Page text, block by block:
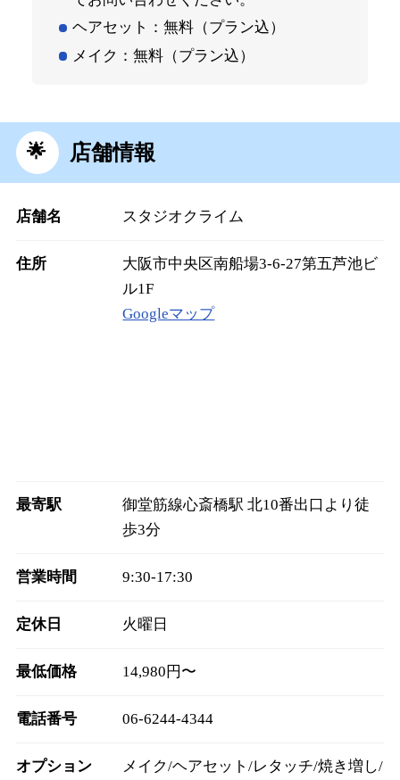
ヘアセット：無料（プラン込）
メイク：無料（プラン込）
店舗情報
店舗名 スタジオクライム
住所
大阪市中央区南船場3-6-27第五芦池ビ
ル1F
Googleマップ
最寄駅
御堂筋線心斎橋駅 北10番出口より徒
歩3分
営業時間 9:30‐17:30
定休日 火曜日
最低価格 14,980円〜
電話番号 06-6244-4344
オプション
メイク/ヘアセット/レタッチ/焼き増し/